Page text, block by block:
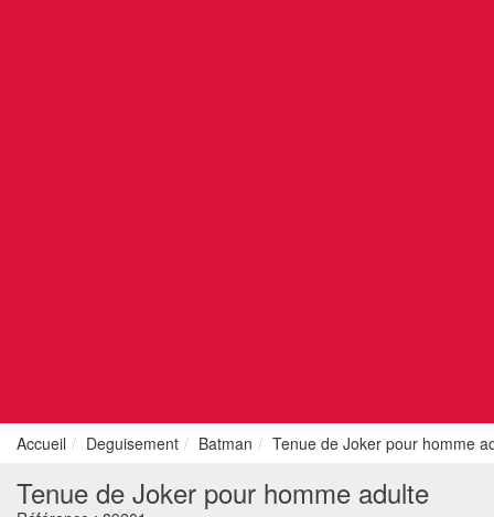
Accueil Deguisement Batman Tenue de Joker pour homme
Tenue de Joker pour homme adulte